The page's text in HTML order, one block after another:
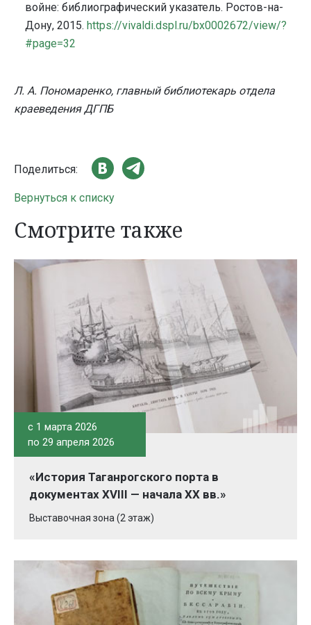
войне: библиографический указатель. Ростов-на-
Дону, 2015. https://vivaldi.dspl.ru/bx0002672/view/?
#page=32
Л. А. Пономаренко, главный библиотекарь отдела
краеведения ДГПБ
Поделиться:
Вернуться к списку
Смотрите также
c 1 марта 2026
по 29 апреля 2026
«История Таганрогского порта в
документах XVIII — начала XX вв.»
Выставочная зона (2 этаж)